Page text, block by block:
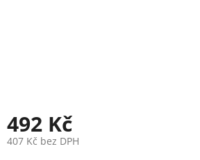
492 Kč
407 Kč bez DPH